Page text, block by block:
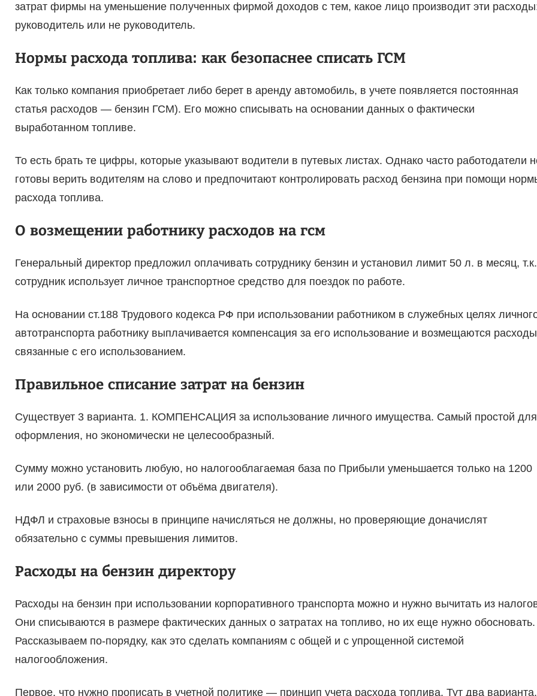
затрат фирмы на уменьшение полученных фирмой доходов с тем, какое лицо производит эти
руководитель или не руководитель.
Нормы расхода топлива: как безопаснее списать ГСМ
Как только компания приобретает либо берет в аренду автомобиль, в учете появляется постоянная
статья расходов — бензин ГСМ). Его можно списывать на основании данных о фактически
выработанном топливе.
То есть брать те цифры, которые указывают водители в путевых листах. Однако часто работодатели
готовы верить водителям на слово и предпочитают контролировать расход бензина при помощи
расхода топлива.
О возмещении работнику расходов на гсм
Генеральный директор предложил оплачивать сотруднику бензин и установил лимит 50 л. в месяц, т.к.
сотрудник использует личное транспортное средство для поездок по работе.
На основании ст.188 Трудового кодекса РФ при использовании работником в служебных целях
автотранспорта работнику выплачивается компенсация за его использование и возмещаются
связанные с его использованием.
Правильное списание затрат на бензин
Существует 3 варианта. 1. КОМПЕНСАЦИЯ за использование личного имущества. Самый простой для
оформления, но экономически не целесообразный.
Сумму можно установить любую, но налогооблагаемая база по Прибыли уменьшается только на 1200
или 2000 руб. (в зависимости от объёма двигателя).
НДФЛ и страховые взносы в принципе начисляться не должны, но проверяющие доначислят
обязательно с суммы превышения лимитов.
Расходы на бензин директору
Расходы на бензин при использовании корпоративного транспорта можно и нужно вычитать из
Они списываются в размере фактических данных о затратах на топливо, но их еще нужно обосновать.
Рассказываем по-порядку, как это сделать компаниям с общей и с упрощенной системой
налогообложения.
Первое, что нужно прописать в учетной политике — принцип учета расхода топлива. Тут два варианта.